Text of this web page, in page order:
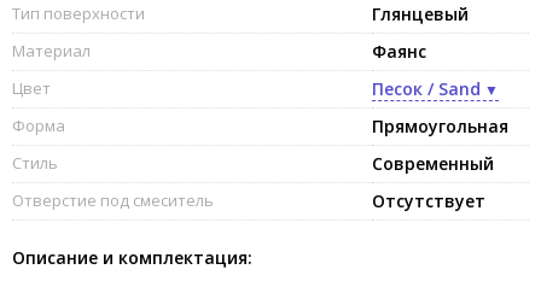
Тип поверхности Глянцевый
Материал Фаянс
Цвет Песок / Sand
Форма Прямоугольная
Стиль Современный
Отверстие под смеситель Отсутствует
Описание и комплектация: